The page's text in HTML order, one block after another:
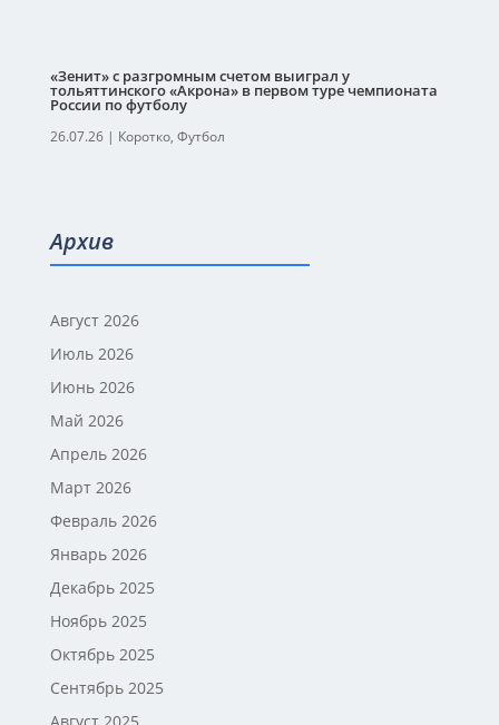
«Зенит» с разгромным счетом выиграл у
тольяттинского «Акрона» в первом туре чемпионата
России по футболу
26.07.26| Коротко, Футбол
Архив
Август 2026
Июль 2026
Июнь 2026
Май 2026
Апрель 2026
Март 2026
Февраль 2026
Январь 2026
Декабрь 2025
Ноябрь 2025
Октябрь 2025
Сентябрь 2025